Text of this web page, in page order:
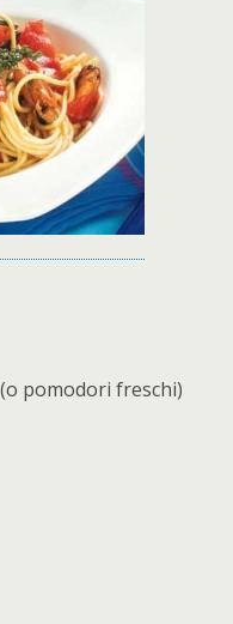
pomodori freschi)